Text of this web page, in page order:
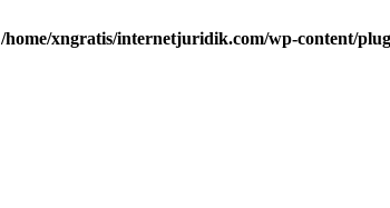
/home/xngratis/internetjuridik.com/wp-content/